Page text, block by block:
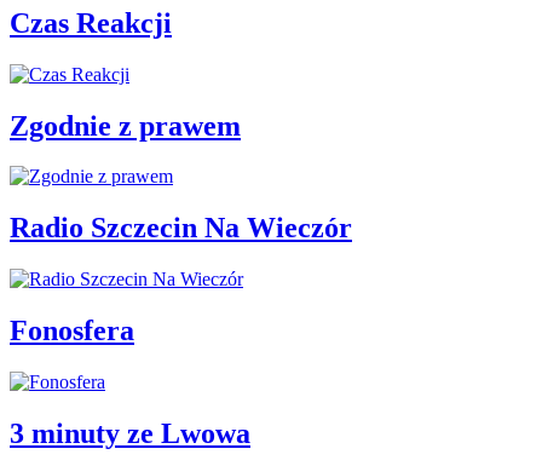
Czas Reakcji
Zgodnie z prawem
Radio Szczecin Na Wieczór
Fonosfera
3 minuty ze Lwowa